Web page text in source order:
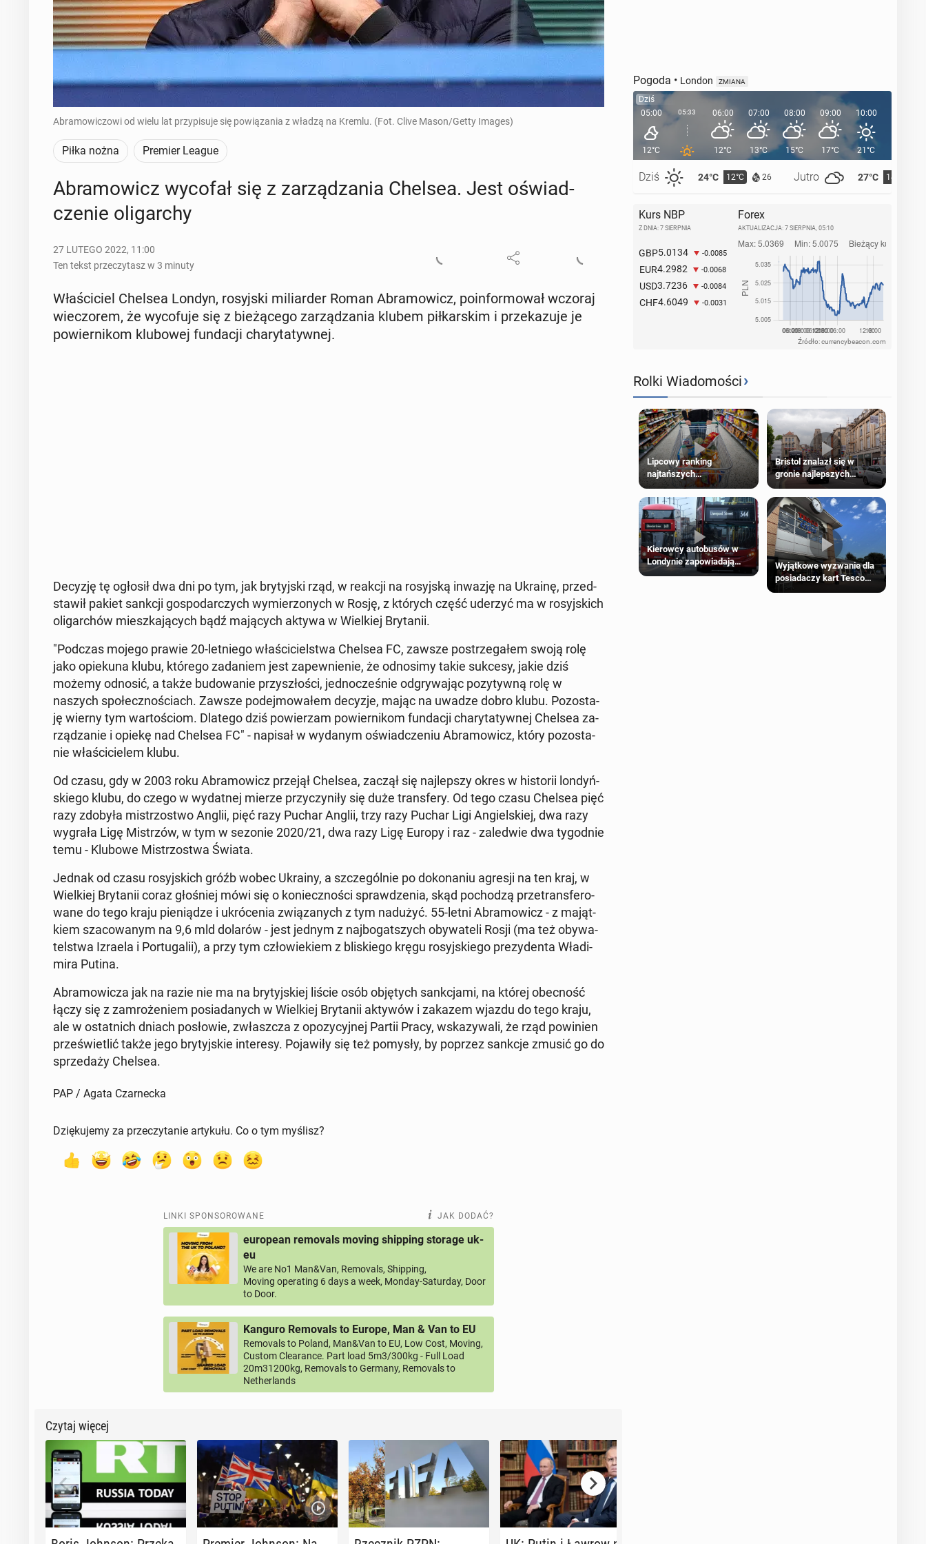
Abramowiczowi od wielu lat przypisuje się powiązania z władzą na Kremlu. (Fot. Clive Mason/Getty Images)
Piłka nożna Premier League
Abra­mo­wicz wycofał się z za­rzą­dza­nia Chelsea. Jest oświad­
cze­nie oli­gar­chy
27 LUTEGO 2022, 11:00
Ten tekst przeczytasz w 3 minuty
Wła­ści­ciel Chelsea Londyn, ro­syj­ski mi­liar­der Roman Abra­mo­wicz, po­in­for­mo­wał wczoraj
wie­czo­rem, że wy­co­fu­je się z bie­żą­ce­go za­rzą­dza­nia klubem pił­kar­skim i prze­ka­zu­je je
po­wier­ni­kom klu­bo­wej fun­da­cji cha­ry­ta­tyw­nej.
Decyzję tę ogłosił dwa dni po tym, jak bry­tyj­ski rząd, w reakcji na ro­syj­ską inwazję na Ukrainę, przed­
sta­wił pakiet sankcji go­spo­dar­czych wy­mie­rzo­nych w Rosję, z których część uderzyć ma w ro­syj­skich
oli­gar­chów miesz­ka­ją­cych bądź ma­ją­cych aktywa w Wiel­kiej Bry­ta­nii.
"Podczas mojego prawie 20-let­nie­go wła­ści­ciel­stwa Chelsea FC, zawsze po­strze­ga­łem swoją rolę
jako opie­ku­na klubu, którego za­da­niem jest za­pew­nie­nie, że od­no­si­my takie sukcesy, jakie dziś
możemy odnosić, a także bu­do­wa­nie przy­szło­ści, jed­no­cze­śnie od­gry­wa­jąc po­zy­tyw­ną rolę w
naszych spo­łecz­no­ściach. Zawsze po­dej­mo­wa­łem decyzje, mając na uwadze dobro klubu. Po­zo­sta­
ję wierny tym war­to­ściom. Dlatego dziś po­wie­rzam po­wier­ni­kom fun­da­cji cha­ry­ta­tyw­nej Chelsea za­
rzą­dza­nie i opiekę nad Chelsea FC" - napisał w wydanym oświad­cze­niu Abra­mo­wicz, który po­zo­sta­
nie wła­ści­cie­lem klubu.
Od czasu, gdy w 2003 roku Abra­mo­wicz przejął Chelsea, zaczął się naj­lep­szy okres w hi­sto­rii lon­dyń­
skie­go klubu, do czego w wy­dat­nej mierze przy­czy­ni­ły się duże trans­fe­ry. Od tego czasu Chelsea pięć
razy zdobyła mi­strzo­stwo Anglii, pięć razy Puchar Anglii, trzy razy Puchar Ligi An­giel­skiej, dwa razy
wygrała Ligę Mi­strzów, w tym w sezonie 2020/21, dwa razy Ligę Europy i raz - za­le­d­wie dwa ty­go­dnie
temu - Klubowe Mi­strzo­stwa Świata.
Jednak od czasu ro­syj­skich gróźb wobec Ukrainy, a szcze­gól­nie po do­ko­na­niu agresji na ten kraj, w
Wiel­kiej Bry­ta­nii coraz gło­śniej mówi się o ko­niecz­no­ści spraw­dze­nia, skąd po­cho­dzą prze­trans­fe­ro­
wa­ne do tego kraju pie­nią­dze i ukró­ce­nia zwią­za­nych z tym nadużyć. 55-letni Abra­mo­wicz - z ma­jąt­
kiem sza­co­wa­nym na 9,6 mld dolarów - jest jednym z naj­bo­gat­szych oby­wa­te­li Rosji (ma też oby­wa­
tel­stwa Izraela i Por­tu­ga­lii), a przy tym czło­wie­kiem z bli­skie­go kręgu ro­syj­skie­go pre­zy­den­ta Wła­di­
mi­ra Putina.
Abra­mo­wi­cza jak na razie nie ma na bry­tyj­skiej liście osób ob­ję­tych sank­cja­mi, na której obec­ność
łączy się z za­mro­że­niem po­sia­da­nych w Wiel­kiej Bry­ta­nii aktywów i zakazem wjazdu do tego kraju,
ale w ostat­nich dniach po­sło­wie, zwłasz­cza z opo­zy­cyj­nej Partii Pracy, wska­zy­wa­li, że rząd po­wi­nien
prze­świe­tlić także jego bry­tyj­skie in­te­re­sy. Po­ja­wi­ły się też pomysły, by poprzez sankcje zmusić go do
sprze­da­ży Chelsea.
PAP / Agata Czarnecka
Dziękujemy za przeczytanie artykułu. Co o tym myślisz?
LINKI SPONSOROWANE JAK DODAĆ?
european removals moving shipping storage uk-
eu
We are No1 Man&Van, Removals, Shipping,
Moving operating 6 days a week, Monday-Saturday, Door
to Door.
Kanguro Removals to Europe, Man & Van to EU
Removals to Poland, Man&Van to EU, Low Cost, Moving,
Custom Clearance. Part load 5m3/300kg - Full Load
20m31200kg, Removals to Germany, Removals to
Netherlands
Czytaj więcej
Pogoda • London ZMIANA
Dziś
05:00
12°C
Dziś 24°C 12°C 26 Jutro 27°C 14°C
05:33 06:00
12°C
07:00
13°C
08:00
15°C
09:00
17°C
10:00
21°C
Kurs NBP
Z DNIA: 7 SIERPNIA
GBP5.0134 -0.0085
EUR4.2982 -0.0068
USD3.7236 -0.0084
CHF4.6049 -0.0031
Forex
AKTUALIZACJA: 7 SIERPNIA, 05:10
Źródło: currencybeacon.com
Rolki Wiadomości›
Lipcowy ranking
najtańszych
supermarketów
Bristol znalazł się w
gronie najlepszych
kierunków podróży na
świecie
Kierowcy autobusów w
Londynie zapowiadają
strajki
Wyjątkowe wyzwanie dla
posiadaczy kart Tesco
Clubcard!